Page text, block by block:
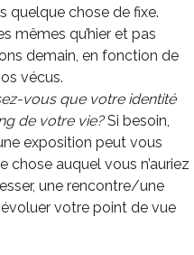
quelque chose de fixe.
mêmes qu’hier et pas
demain, en fonction de
vécus.
vous que votre identité
de votre vie?Si besoin,
exposition peut vous
chose auquel vous n’auriez
une rencontre/une
votre point de vue